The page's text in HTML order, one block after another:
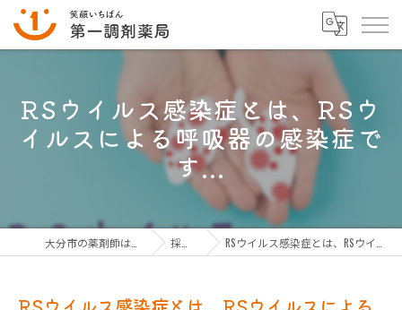
RSウイルス感染症とは、RSウ
イルスによる呼吸器の感染症で
す...
採用ブログ RSウイルス感染症とは、RSウイルスによる呼吸器の感染症です...